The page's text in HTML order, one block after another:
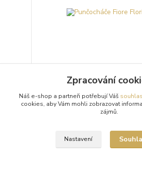
Punčocháče Fiore Florida
Průhledné 20denierové punčochové
(punčocháče, silonky) Fiore Florida s
vzorem. Punčochové kalhoty mají
/ks
Zpracování
Náš e-shop a partneři potřebují Váš souhlas
cookies, aby Vám mohli zobrazovat
zájmů.
Nastavení